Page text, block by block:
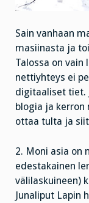
Sain vanhaan
masiinasta ja
Talossa on vain
nettiyhteys ei
digitaaliset tiet.
blogia ja kerron
ottaa tulta ja
2. Moni asia on
edestakainen
välilaskuineen)
Junaliput Lapin